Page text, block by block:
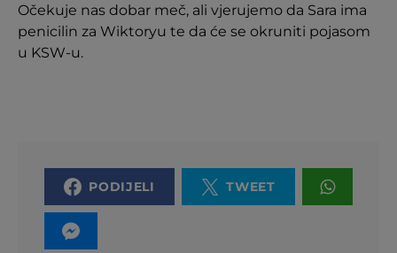
Očekuje nas dobar meč, ali vjerujemo da Sara ima
penicilin za Wiktoryu te da će se okruniti pojasom
u KSW-u.
PODIJELI TWEET